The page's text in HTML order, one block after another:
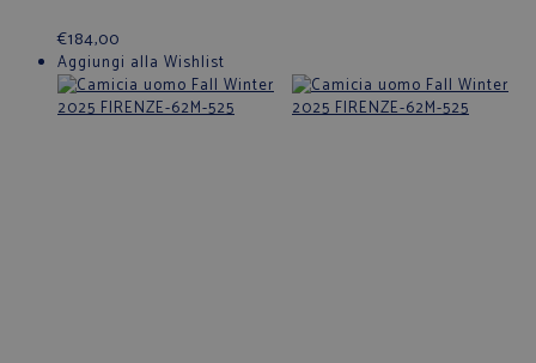
€184,00
Aggiungi alla Wishlist